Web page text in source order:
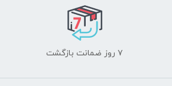
۷ روز ضمانت بازگشت